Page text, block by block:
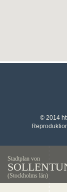
© 2014
Stadtplan von
(Stockholms län)